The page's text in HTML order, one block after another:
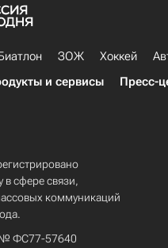
ЗОЖ Хоккей
и сервисы Пресс-
в сфере связи,
коммуникаций
№ ФС77-57640